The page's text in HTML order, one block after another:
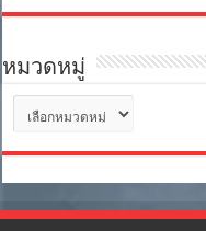
หมวดหมู่
หมู่